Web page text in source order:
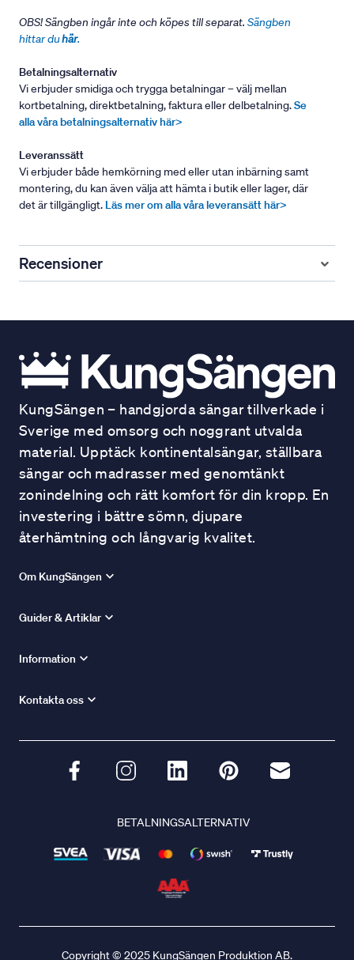
OBS! Sängben ingår inte och köpes till separat. Sängben
hittar duhär.
Betalningsalternativ
Vi erbjuder smidiga och trygga betalningar – välj mellan
kortbetalning, direktbetalning, faktura eller delbetalning.Se
alla våra betalningsalternativ här>
Leveranssätt
Vi erbjuder både hemkörning med eller utan inbärning samt
montering, du kan även välja att hämta i butik eller lager, där
det är tillgängligt. Läs mer om alla våra leveransätt här>
Recensioner
KungSängen – handgjorda sängar tillverkade i
Sverige med omsorg och noggrant utvalda
material. Upptäck kontinentalsängar, ställbara
sängar och madrasser med genomtänkt
zonindelning och rätt komfort för din kropp. En
investering i bättre sömn, djupare
återhämtning och långvarig kvalitet.
Om KungSängen
Guider & Artiklar
Information
Kontakta oss
BETALNINGSALTERNATIV
Copyright © 2025 KungSängen Produktion AB.